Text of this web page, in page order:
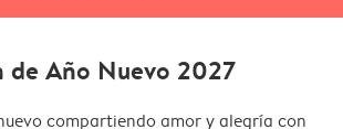
de Año Nuevo 2027
compartiendo amor y alegría con